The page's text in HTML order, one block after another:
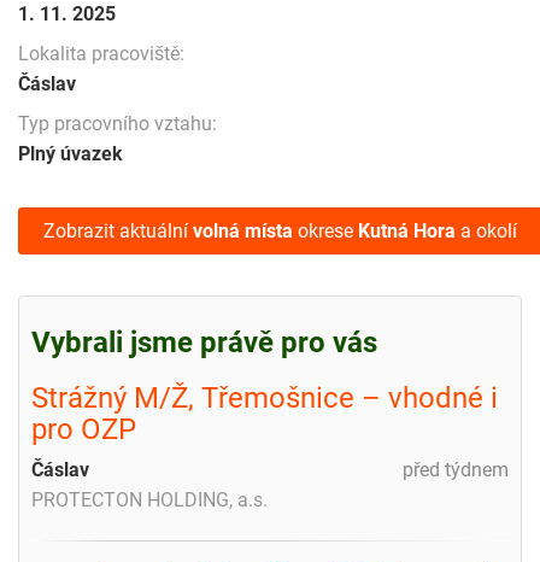
1. 11. 2025
Lokalita pracoviště:
Čáslav
Typ pracovního vztahu:
Plný úvazek
Zobrazit aktuální volná místa okrese Kutná Hora a okolí
Vybrali jsme právě pro vás
Strážný M/Ž, Třemošnice – vhodné i
pro OZP
před týdnem
Čáslav
PROTECTON HOLDING, a.s.